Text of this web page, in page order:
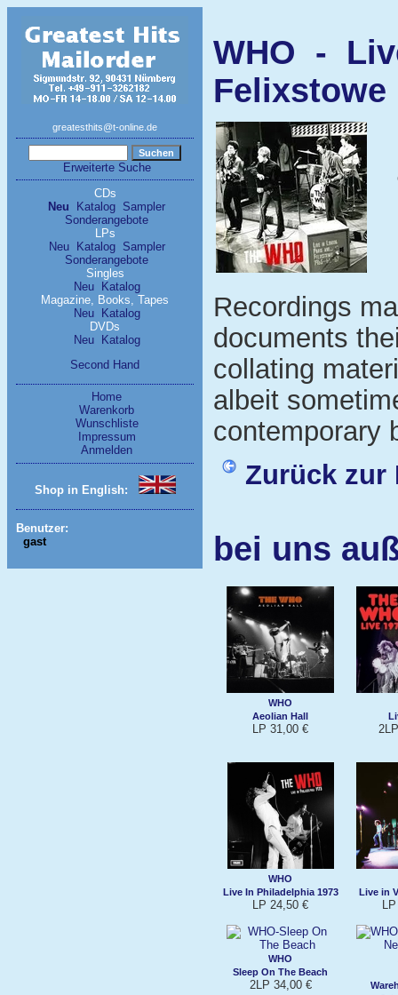
greatesthits@t-online.de
Erweiterte Suche
CDs
Neu
Katalog Sampler
Sonderangebote
LPs
Neu
Katalog
Sampler
Sonderangebote
Singles
Neu
Katalog
Magazine, Books, Tapes
Neu
Katalog
DVDs
Neu
Katalog
Second Hand
Home
Warenkorb
Wunschliste
Impressum
Anmelden
Shop in English:
Benutzer:
gast
WHO -
Felixstowe
Recordings
documents
collating
albeit
contemporary
Zurück zur
bei uns
WHO
Aeolian Hall
LP 31,00 €
WHO
Live In Philadelphia 1973
LP 24,50 €
Live in
WHO
Sleep On The Beach
2LP 34,00 €